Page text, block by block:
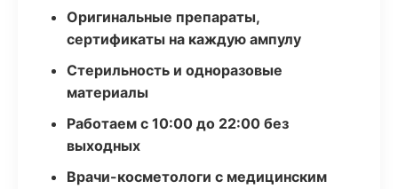
Оригинальные препараты,
сертификаты на каждую ампулу
Стерильность и одноразовые
материалы
Работаем с 10:00 до 22:00 без
выходных
Врачи-косметологи с медицинским